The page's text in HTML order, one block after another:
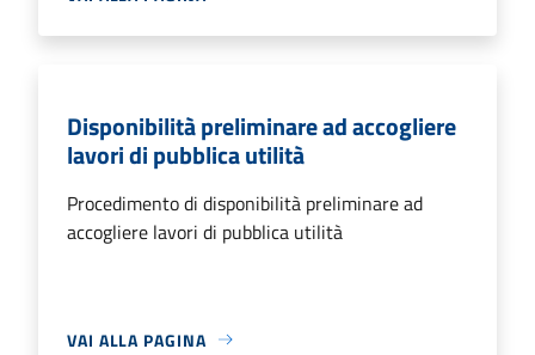
Disponibilità preliminare ad accogliere
lavori di pubblica utilità
Procedimento di disponibilità preliminare ad
accogliere lavori di pubblica utilità
VAI ALLA PAGINA